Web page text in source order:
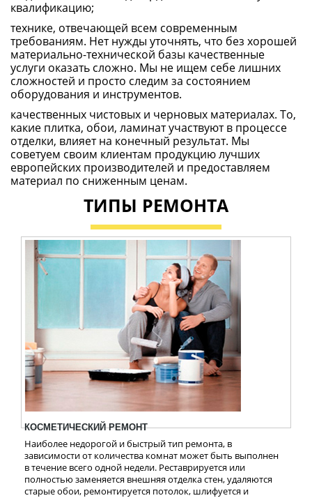
квалификацию;
технике, отвечающей всем современным
требованиям. Нет нужды уточнять, что без хорошей
материально-технической базы качественные
услуги оказать сложно. Мы не ищем себе лишних
сложностей и просто следим за состоянием
оборудования и инструментов.
качественных чистовых и черновых материалах. То,
какие плитка, обои, ламинат участвуют в процессе
отделки, влияет на конечный результат. Мы
советуем своим клиентам продукцию лучших
европейских производителей и предоставляем
материал по сниженным ценам.
ТИПЫ РЕМОНТА
КОСМЕТИЧЕСКИЙ РЕМОНТ
Наиболее недорогой и быстрый тип ремонта, в
зависимости от количества комнат может быть выполнен
в течение всего одной недели. Реставрируется или
полностью заменяется внешняя отделка стен, удаляются
старые обои, ремонтируется потолок, шлифуется и